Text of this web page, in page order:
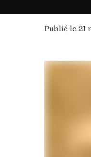
Publié le 21